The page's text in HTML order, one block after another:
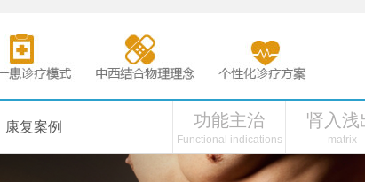
康复案例 功能主治
Functional indications
性功能障碍
肾入浅
matrix